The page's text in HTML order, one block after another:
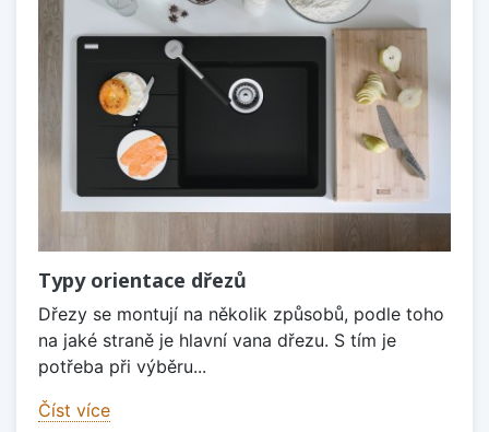
Typy orientace dřezů
Dřezy se montují na několik způsobů, podle toho
na jaké straně je hlavní vana dřezu. S tím je
potřeba při výběru...
Číst více